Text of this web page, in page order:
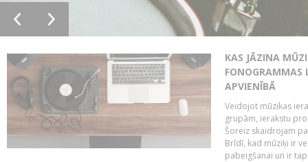
KAS JĀZINA
FONOGRAMMAS
APVIENĪBĀ
Veidojot mūzikas
grupām, ierakstu
Šoreiz skaidrojam
Brīdī, kad mūziķi ir
pabeigšanai un ir